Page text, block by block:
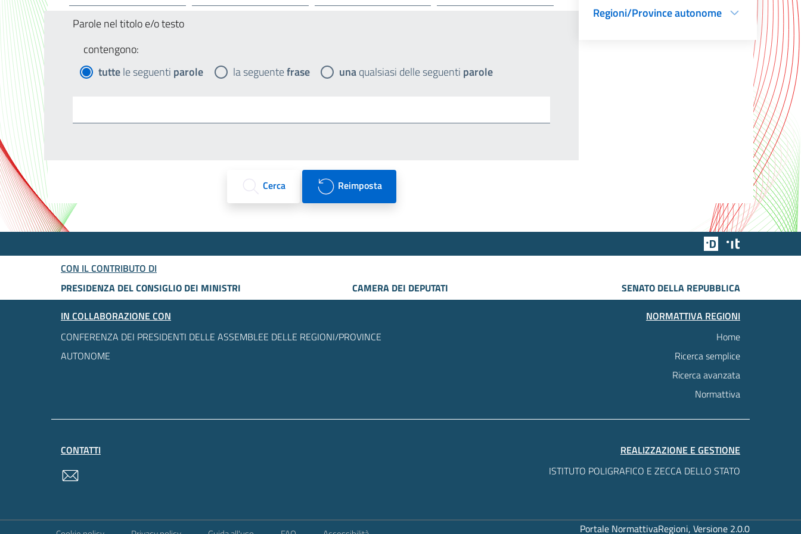
Parole nel titolo e/o testo
contengono:
tuttele seguenti parole la seguentefrase unaqualsiasi delle seguenti parole
Cerca Reimposta
Regioni/Province autonome
Team Digitale
CON IL CONTRIBUTO DI
PRESIDENZA DEL CONSIGLIO DEI MINISTRI
CAMERA DEI DEPUTATI
SENATO DELLA REPUBBLICA
IN COLLABORAZIONE CON
CONFERENZA DEI PRESIDENTI DELLE ASSEMBLEE DELLE REGIONI/PROVINCE
AUTONOME
NORMATTIVA REGIONI
Home
Ricerca semplice
Ricerca avanzata
Normattiva
CONTATTI
REALIZZAZIONE E GESTIONE
ISTITUTO POLIGRAFICO E ZECCA DELLO STATO
Portale NormattivaRegioni, Versione 2.0.0